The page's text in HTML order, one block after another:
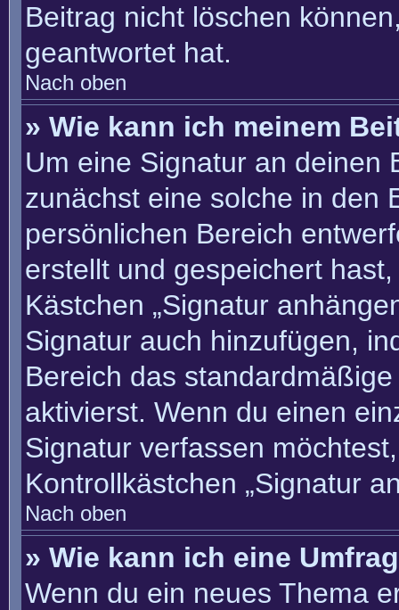
Beitrag nicht löschen
geantwortet hat.
Nach oben
» Wie kann ich meinem
Um eine Signatur an deinen
zunächst eine solche in den
persönlichen Bereich
erstellt und gespeichert
Kästchen „Signatur
Signatur auch hinzufügen,
Bereich das
aktivierst. Wenn du einen
Signatur verfassen
Kontrollkästchen „Signatur
Nach oben
» Wie kann ich eine
Wenn du ein neues Thema